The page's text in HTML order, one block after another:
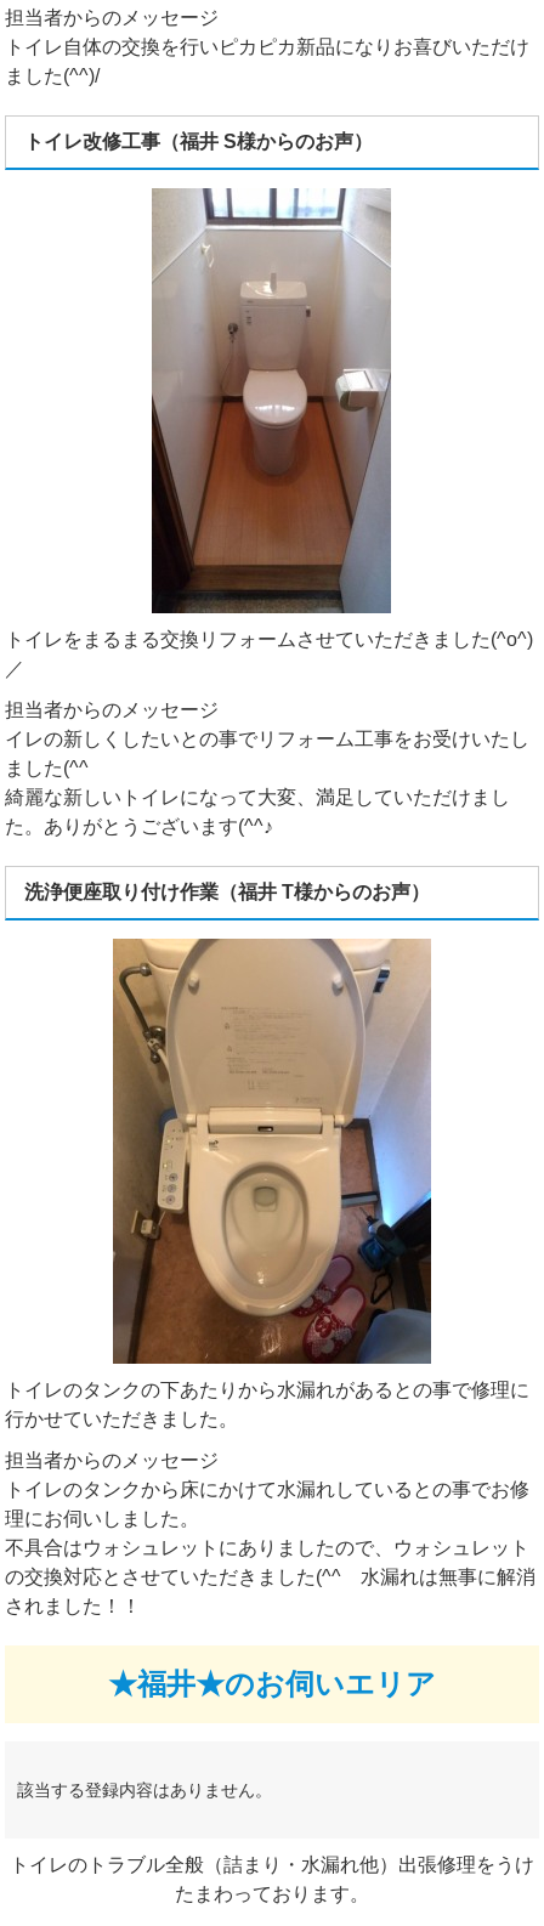
担当者からのメッセージ
トイレ自体の交換を行いピカピカ新品になりお喜びいただけ
ました(^^)/
トイレ改修工事（福井 S様からのお声）
トイレをまるまる交換リフォームさせていただきました(^o^)
／
担当者からのメッセージ
イレの新しくしたいとの事でリフォーム工事をお受けいたし
ました(^^ゞ
綺麗な新しいトイレになって大変、満足していただけまし
た。ありがとうございます(^^♪
洗浄便座取り付け作業（福井 T様からのお声）
トイレのタンクの下あたりから水漏れがあるとの事で修理に
行かせていただきました。
担当者からのメッセージ
トイレのタンクから床にかけて水漏れしているとの事でお修
理にお伺いしました。
不具合はウォシュレットにありましたので、ウォシュレット
の交換対応とさせていただきました(^^ゞ水漏れは無事に解消
されました！！
★福井★のお伺いエリア
該当する登録内容はありません。
トイレのトラブル全般（詰まり・水漏れ他）出張修理をうけ
たまわっております。